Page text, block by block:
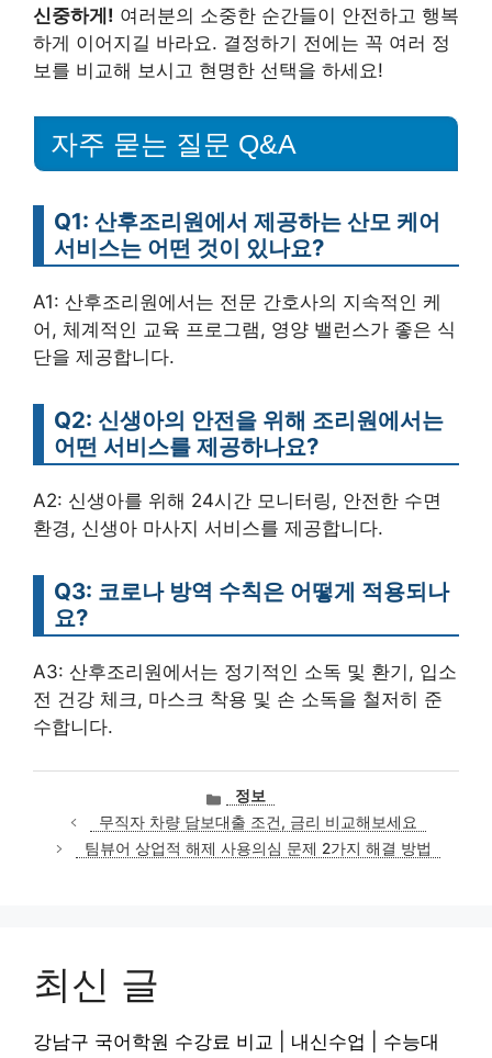
신중하게! 여러분의 소중한 순간들이 안전하고 행복
하게 이어지길 바라요. 결정하기 전에는 꼭 여러 정
보를 비교해 보시고 현명한 선택을 하세요!
자주 묻는 질문 Q&A
Q1: 산후조리원에서 제공하는 산모 케어
서비스는 어떤 것이 있나요?
A1: 산후조리원에서는 전문 간호사의 지속적인 케
어, 체계적인 교육 프로그램, 영양 밸런스가 좋은 식
단을 제공합니다.
Q2: 신생아의 안전을 위해 조리원에서는
어떤 서비스를 제공하나요?
A2: 신생아를 위해 24시간 모니터링, 안전한 수면
환경, 신생아 마사지 서비스를 제공합니다.
Q3: 코로나 방역 수칙은 어떻게 적용되나
요?
A3: 산후조리원에서는 정기적인 소독 및 환기, 입소
전 건강 체크, 마스크 착용 및 손 소독을 철저히 준
수합니다.
카
테
고
리
정보
무직자 차량 담보대출 조건, 금리 비교해보세요
팀뷰어 상업적 해제 사용의심 문제 2가지 해결 방법
최신 글
강남구 국어학원 수강료 비교 | 내신수업 | 수능대